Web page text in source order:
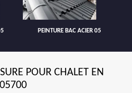
PEINTURE BAC ACIER 05
POUR CHALET EN